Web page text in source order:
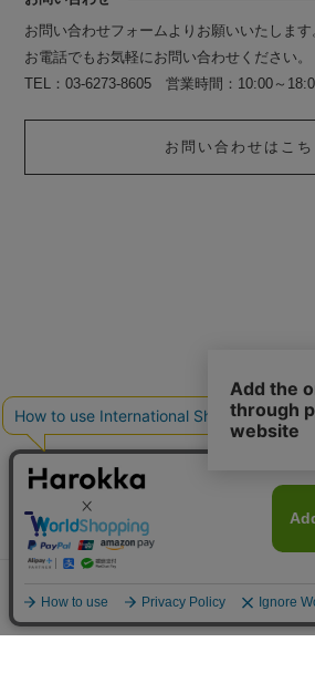
お問い合わせフォームよりお願いいたします
お電話でもお気軽にお問い合わせください。
TEL：03-6273-8605 営業時間：10:00～
お問い合わせはこち